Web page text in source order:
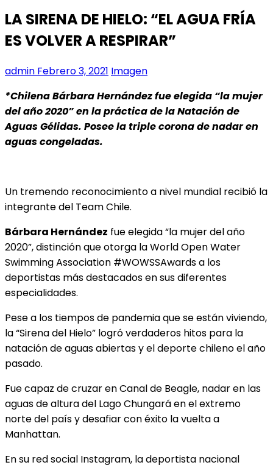
LA SIRENA DE HIELO: “EL AGUA FRÍA
ES VOLVER A RESPIRAR”
admin Febrero 3, 2021 Imagen
*Chilena Bárbara Hernández fue elegida “la mujer
del año 2020” en la práctica de la Natación de
Aguas Gélidas. Posee la triple corona de nadar en
aguas congeladas.
Un tremendo reconocimiento a nivel mundial recibió la
integrante del Team Chile.
Bárbara Hernández fue elegida “la mujer del año
2020”, distinción que otorga la World Open Water
Swimming Association #WOWSSAwards a los
deportistas más destacados en sus diferentes
especialidades.
Pese a los tiempos de pandemia que se están viviendo,
la “Sirena del Hielo” logró verdaderos hitos para la
natación de aguas abiertas y el deporte chileno el año
pasado.
Fue capaz de cruzar en Canal de Beagle, nadar en las
aguas de altura del Lago Chungará en el extremo
norte del país y desafiar con éxito la vuelta a
Manhattan.
En su red social Instagram, la deportista nacional